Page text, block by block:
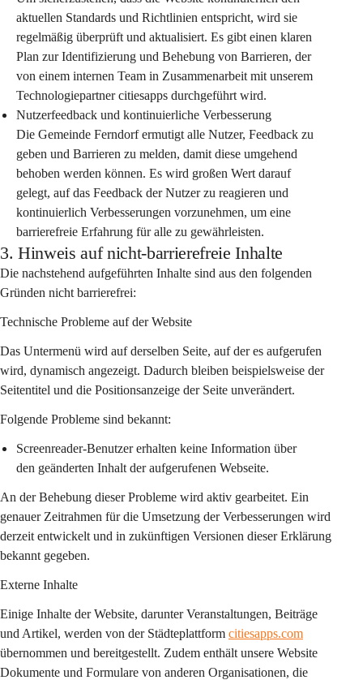
aktuellen Standards und Richtlinien entspricht, wird sie
regelmäßig überprüft und aktualisiert. Es gibt einen klaren
Plan zur Identifizierung und Behebung von Barrieren, der
von einem internen Team in Zusammenarbeit mit unserem
Technologiepartner citiesapps durchgeführt wird.
Nutzerfeedback und kontinuierliche Verbesserung
Die Gemeinde Ferndorf ermutigt alle Nutzer, Feedback zu
geben und Barrieren zu melden, damit diese umgehend
behoben werden können. Es wird großen Wert darauf
gelegt, auf das Feedback der Nutzer zu reagieren und
kontinuierlich Verbesserungen vorzunehmen, um eine
barrierefreie Erfahrung für alle zu gewährleisten.
3. Hinweis auf nicht-barrierefreie Inhalte
Die nachstehend aufgeführten Inhalte sind aus den folgenden
Gründen nicht barrierefrei:
Technische Probleme auf der Website
Das Untermenü wird auf derselben Seite, auf der es aufgerufen
wird, dynamisch angezeigt. Dadurch bleiben beispielsweise der
Seitentitel und die Positionsanzeige der Seite unverändert.
Folgende Probleme sind bekannt:
Screenreader-Benutzer erhalten keine Information über
den geänderten Inhalt der aufgerufenen Webseite.
An der Behebung dieser Probleme wird aktiv gearbeitet. Ein
genauer Zeitrahmen für die Umsetzung der Verbesserungen wird
derzeit entwickelt und in zukünftigen Versionen dieser Erklärung
bekannt gegeben.
Externe Inhalte
Einige Inhalte der Website, darunter Veranstaltungen, Beiträge
und Artikel, werden von der Städteplattform citiesapps.com
übernommen und bereitgestellt. Zudem enthält unsere Website
Dokumente und Formulare von anderen Organisationen, die